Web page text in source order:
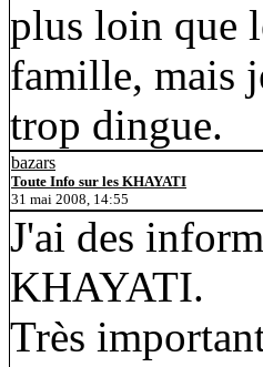
plus loin que
famille, mais
trop dingue.
bazars
Toute Info sur les KHAYATI
31 mai 2008, 14:55
J'ai des
KHAYATI.
Très